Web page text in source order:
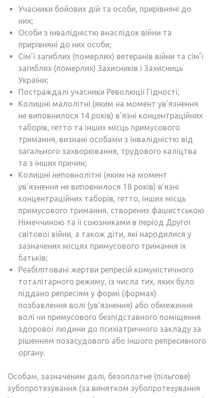
Учасники бойових дій та особи, прирівняні до
них;
Особи з інвалідністю внаслідок війни та
прирівняні до них особи;
Сім’ї загиблих (померлих) ветеранів війни та сім’ї
загиблих (померлих) Захисників і Захисниць
України;
Постраждалі учасники Революції Гідності;
Колишні малолітні (яким на момент ув’язнення
не виповнилося 14 років) в’язні концентраційних
таборів, гетто та інших місць примусового
тримання, визнані особами з інвалідністю від
загального захворювання, трудового каліцтва
та з інших причин;
Колишні неповнолітні (яким на момент
ув’язнення не виповнилося 18 років) в’язні
концентраційних таборів, гетто, інших місць
примусового тримання, створених фашистською
Німеччиною та її союзниками в період Другої
світової війни, а також діти, які народилися у
зазначених місцях примусового тримання їх
батьків;
Реабілітовані жертви репресій комуністичного
тоталітарного режиму, із числа тих, яких було
піддано репресіям у формі (формах)
позбавлення волі (ув’язнення) або обмеження
волі чи примусового безпідставного поміщення
здорової людини до психіатричного закладу за
рішенням позасудового або іншого репресивного
органу.
Особам, зазначеним далі, безоплатне (пільгове)
зубопротезування (за винятком зубопротезування